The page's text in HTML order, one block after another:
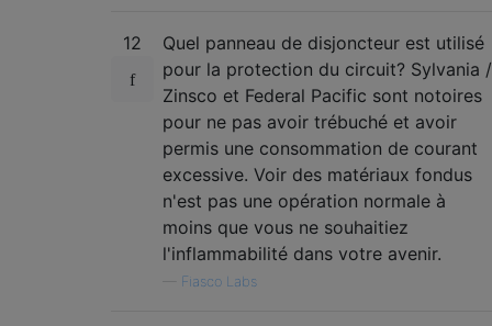
12
Quel panneau de disjoncteur est utilisé
pour la protection du circuit? Sylvania /
Zinsco et Federal Pacific sont notoires
pour ne pas avoir trébuché et avoir
permis une consommation de courant
excessive. Voir des matériaux fondus
n'est pas une opération normale à
moins que vous ne souhaitiez
l'inflammabilité dans votre avenir.
Fiasco Labs